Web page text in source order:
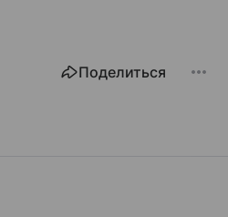
Поделиться